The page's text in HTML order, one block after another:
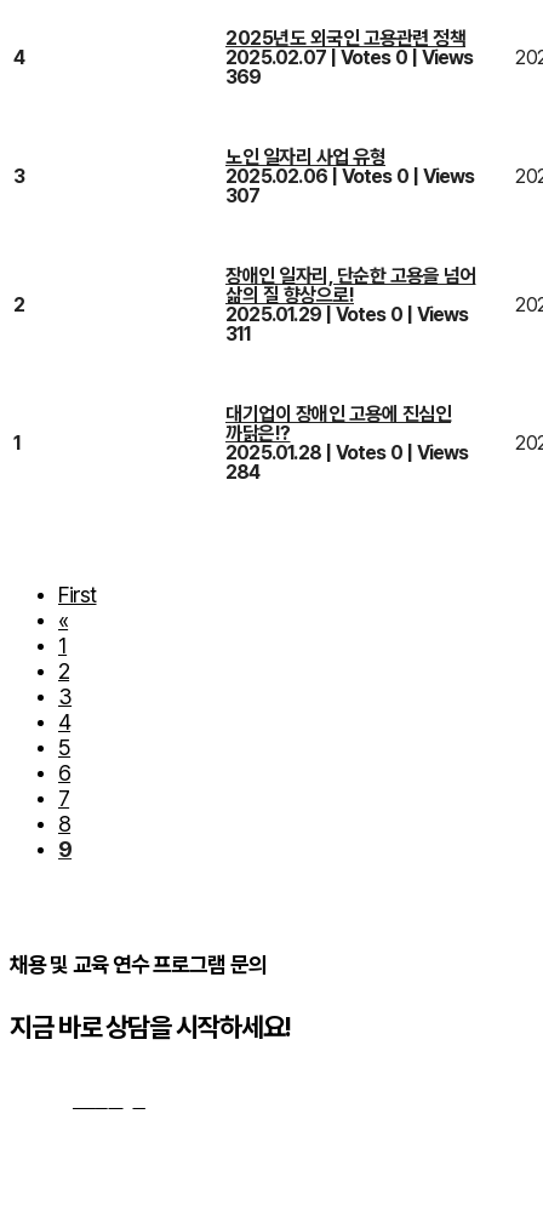
4
2025년도 외국인 고용관련 정책
2025.02.07
Votes 0
Views
369
3
노인 일자리 사업 유형
2025.02.06
Votes 0
Views
307
2
장애인 일자리, 단순한 고용을 넘어
삶의 질 향상으로!
2025.01.29
Votes 0
Views
311
1
대기업이 장애인 고용에 진심인
까닭은!?
2025.01.28
Votes 0
Views
284
First
«
1
2
3
4
5
6
7
8
9
채용 및 교육 연수 프로그램 문의
지금 바로 상담을 시작하세요!